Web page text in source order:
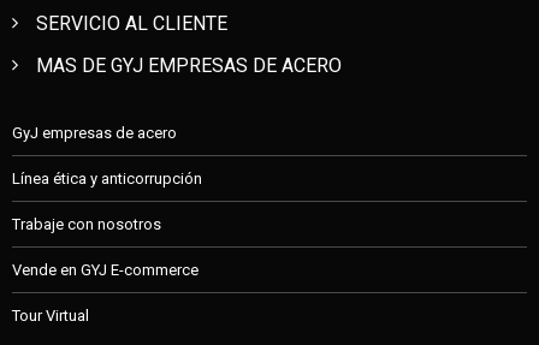
SERVICIO AL CLIENTE
MAS DE GYJ EMPRESAS DE ACERO
GyJ empresas de acero
Línea ética y anticorrupción
Trabaje con nosotros
Vende en GYJ E-commerce
Tour Virtual